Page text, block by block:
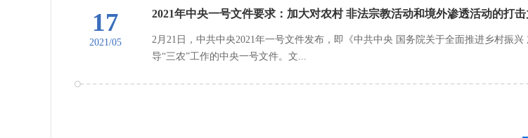
17
2021/05
2021年中央一号文件要求：加大对农村 非法宗教活动和境外渗透活动的打击
2月21日，中共中央2021年一号文件发布，即《中共中央 国务院关于全面推进乡村振
导“三农”工作的中央一号文件。文...